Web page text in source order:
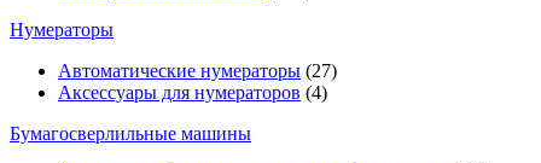
Нумераторы
Автоматические нумераторы (27)
Аксессуары для нумераторов (4)
Бумагосверлильные машины